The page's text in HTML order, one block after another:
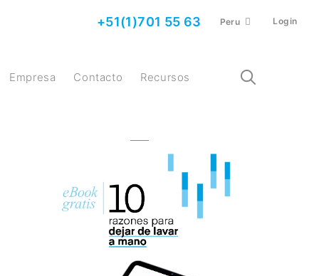
+51(1)701 55 63 Peru Login
Empresa Contacto Recursos